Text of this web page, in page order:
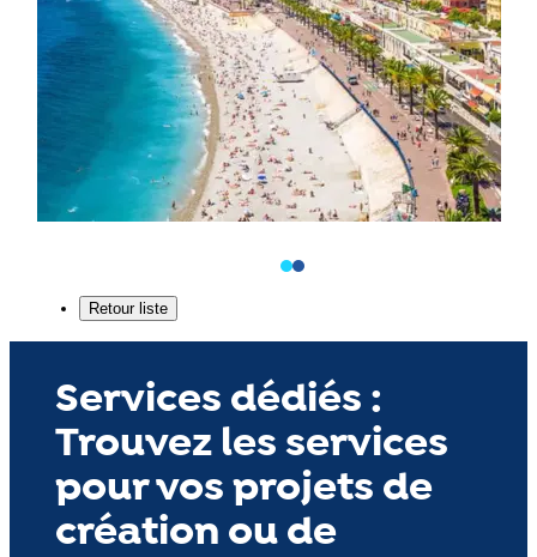
Services dédiés :
Trouvez les services
pour vos projets de
création ou de